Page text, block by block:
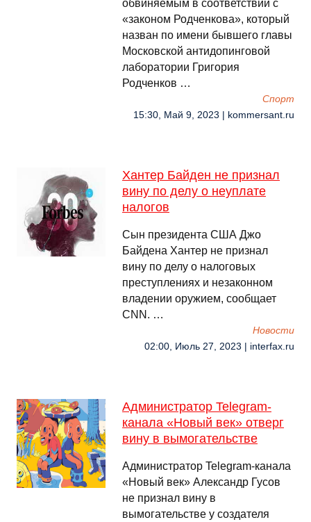
обвиняемым в соответствии с
«законом Родченкова», который
назван по имени бывшего главы
Московской антидопинговой
лаборатории Григория
Родченков …
Спорт
15:30, Май 9, 2023 | kommersant.ru
Хантер Байден не признал
вину по делу о неуплате
налогов
Сын президента США Джо
Байдена Хантер не признал
вину по делу о налоговых
преступлениях и незаконном
владении оружием, сообщает
CNN. …
Новости
02:00, Июль 27, 2023 | interfax.ru
Администратор Telegram-
канала «Новый век» отверг
вину в вымогательстве
Администратор Telegram-канала
«Новый век» Александр Гусов
не признал вину в
вымогательстве у создателя